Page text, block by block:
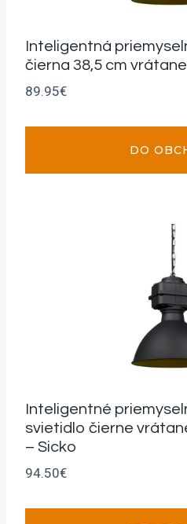
Inteligentná
čierna 38,5 cm
89.95€
DO
Inteligentné
svietidlo čierne
– Sicko
94.50€